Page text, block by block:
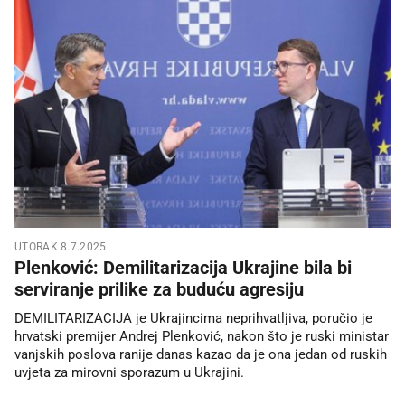
UTORAK 8.7.2025.
Plenković: Demilitarizacija Ukrajine bila bi
serviranje prilike za buduću agresiju
DEMILITARIZACIJA je Ukrajincima neprihvatljiva, poručio je
hrvatski premijer Andrej Plenković, nakon što je ruski ministar
vanjskih poslova ranije danas kazao da je ona jedan od ruskih
uvjeta za mirovni sporazum u Ukrajini.